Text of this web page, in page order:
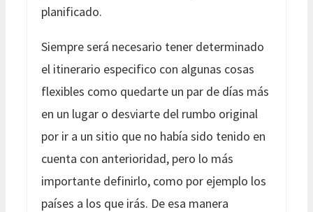
planificado.
Siempre será necesario tener determinado
el itinerario especifico con algunas cosas
flexibles como quedarte un par de días más
en un lugar o desviarte del rumbo original
por ir a un sitio que no había sido tenido en
cuenta con anterioridad, pero lo más
importante definirlo, como por ejemplo los
países a los que irás. De esa manera